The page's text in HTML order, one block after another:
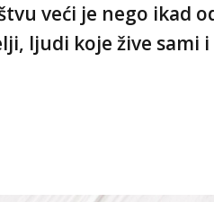
veći je nego ikad
ljudi koje žive sami